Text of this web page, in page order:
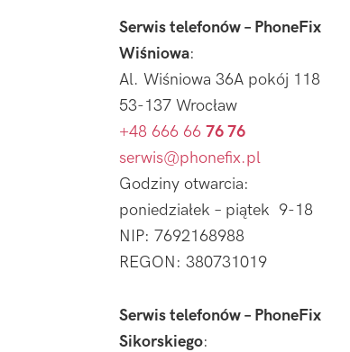
Serwis telefonów – PhoneFix
Wiśniowa:
Al. Wiśniowa 36A pokój 118
53-137 Wrocław
+48 666 66 76 76
serwis@phonefix.pl
Godziny otwarcia:
poniedziałek – piątek 9-18
NIP: 7692168988
REGON: 380731019
Serwis telefonów – PhoneFix
Sikorskiego: